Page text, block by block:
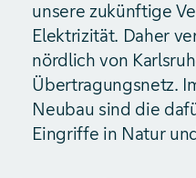
unsere zukünftige
Elektrizität. Daher
nördlich von
Übertragungsnetz.
Neubau sind die
Eingriffe in Natur